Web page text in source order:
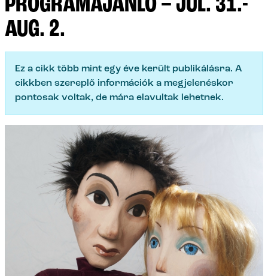
PROGRAMAJÁNLÓ – JÚL. 31.-
AUG. 2.
Ez a cikk több mint egy éve került publikálásra. A
cikkben szereplő információk a megjelenéskor
pontosak voltak, de mára elavultak lehetnek.